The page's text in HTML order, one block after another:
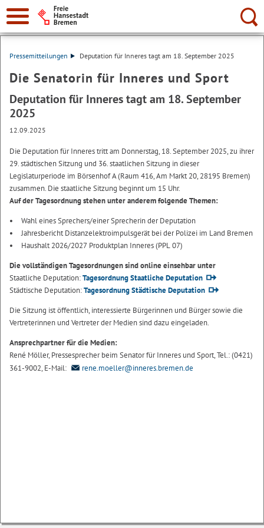
Suche:
Pressemitteilungen Deputation für Inneres tagt am 18. September 2025
Die Senatorin für Inneres und Sport
Deputation für Inneres tagt am 18. September
2025
12.09.2025
Die Deputation für Inneres tritt am Donnerstag, 18. September 2025, zu ihrer
29. städtischen Sitzung und 36. staatlichen Sitzung in dieser
Legislaturperiode im Börsenhof A (Raum 416, Am Markt 20, 28195 Bremen)
zusammen. Die staatliche Sitzung beginnt um 15 Uhr.
Auf der Tagesordnung stehen unter anderem folgende Themen:
Wahl eines Sprechers/einer Sprecherin der Deputation
Jahresbericht Distanzelektroimpulsgerät bei der Polizei im Land Bremen
Haushalt 2026/2027 Produktplan Inneres (PPL 07)
Die vollständigen Tagesordnungen sind online einsehbar unter
Staatliche Deputation:Tagesordnung Staatliche Deputation
Städtische Deputation:Tagesordnung Städtische Deputation
Die Sitzung ist öffentlich, interessierte Bürgerinnen und Bürger sowie die
Vertreterinnen und Vertreter der Medien sind dazu eingeladen.
Ansprechpartner für die Medien:
René Möller, Pressesprecher beim Senator für Inneres und Sport, Tel.: (0421)
361-9002, E-Mail:
rene.moeller@inneres.bremen.de